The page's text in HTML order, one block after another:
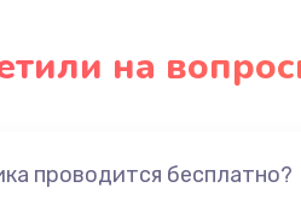
на
проводится бесплатно?